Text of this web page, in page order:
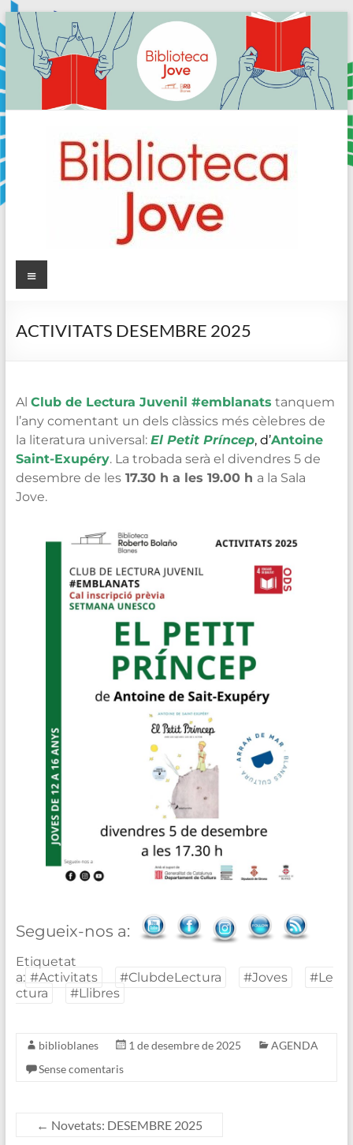
Skip
content
Sala
Biblioteca
Menú
ACTIVITATS DESEMBRE 2025
Al Club de Lectura Juvenil #emblanats tanquem
l’any comentant un dels clàssics més cèlebres de
la literatura universal: El Petit Príncep, d’Antoine
Saint-Exupéry. La trobada serà el divendres 5 de
desembre de les17.30 h a les 19.00 h a la Sala
Jove.
Segueix-nos a:
Etiquetat
a: #Activitats #ClubdeLectura #Joves
#Le
ctura
#Llibres
biblioblanes 1 de desembre de 2025
AGENDA
Sense comentaris
← Novetats: DESEMBRE 2025